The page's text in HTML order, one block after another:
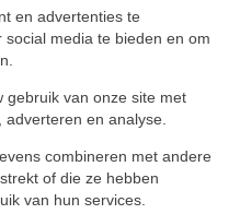
en advertenties te
media te bieden en om
gebruik van onze site met
en analyse.
combineren met andere
of die ze hebben
van hun services.
1641 ZZ
★★
★★
review!